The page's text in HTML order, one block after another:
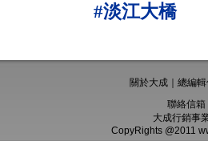
#淡江大橋